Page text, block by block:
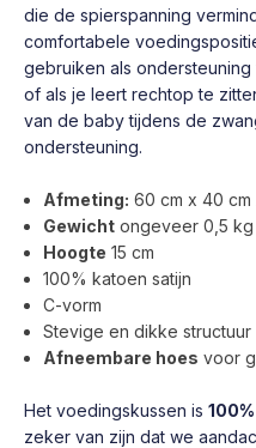
die de spierspanning
comfortabele
gebruiken als
of als je leert rechtop te
van de baby tijdens de
ondersteuning.
Afmeting: 60 cm x 40 cm
Gewicht ongeveer 0,5 kg
Hoogte 15 cm
100% katoen satijn
C-vorm
Stevige en dikke structuur
Afneembare hoes voor
Het voedingskussen is
zeker van zijn dat we